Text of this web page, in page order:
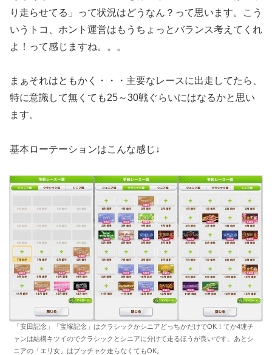
り走らせてる」って状況はどうなん？って思います。こう
いうトコ、ホント運営はもうちょっとバランス考えてくれ
よ！って感じますね。。。
まぁそれはともかく・・・主要なレースに出走してたら、
特に意識して無くても25～30戦ぐらいにはなるかと思い
ます。
基本ローテーションはこんな感じ↓
「安田記念」「宝塚記念」はクラシックかシニアどっちかだけでOK！てか4連チ
ャンは結構キツイのでクラシックとシニアに分けて走るほうが良いです。あとシ
ニアの「エリ女」はブッチャケ走らなくてもOK。